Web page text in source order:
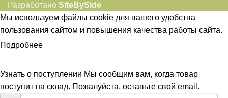
Разработано SiteBySide
Мы используем файлы cookie для вашего удобства
пользования сайтом и повышения качества работы сайта.
Подробнее
Узнать о поступлении Мы сообщим вам, когда товар
поступит на склад. Пожалуйста, оставьте свой email.